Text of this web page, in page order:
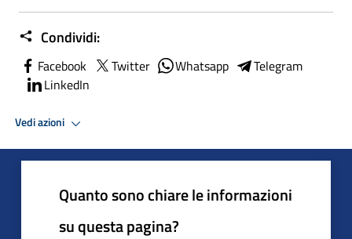
Condividi:
Facebook Twitter Whatsapp
Telegram
LinkedIn
Vedi azioni
Quanto sono chiare le informazioni
su questa pagina?